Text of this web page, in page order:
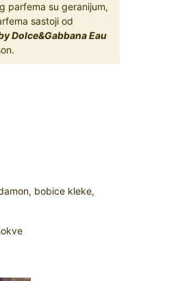
parfema su geranijum,
sastoji od
Dolce&Gabbana Eau
bobice kleke,